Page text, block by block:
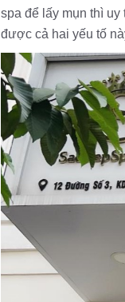
spa để lấy mụn thì
được cả hai yếu tố